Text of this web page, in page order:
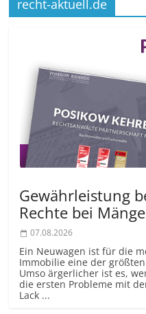
recht-aktuell.de
Gewährleistung
Rechte bei
07.08.2026
Ein Neuwagen ist für die
Immobilie eine der
Umso ärgerlicher ist es,
die ersten Probleme mit
Lack ...